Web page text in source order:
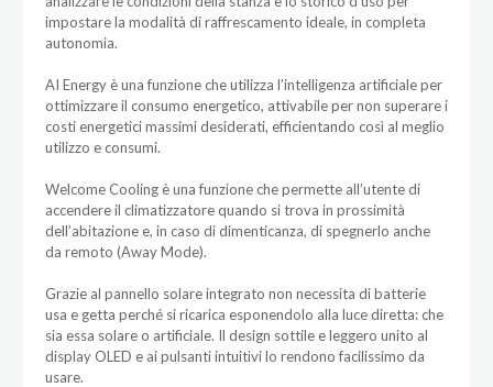
impostare la modalità di raffrescamento ideale, in completa
autonomia.
AI Energy è una funzione che utilizza l’intelligenza artificiale per
ottimizzare il consumo energetico, attivabile per non superare i
costi energetici massimi desiderati, efficientando così al meglio
utilizzo e consumi.
Welcome Cooling è una funzione che permette all’utente di
accendere il climatizzatore quando si trova in prossimità
dell’abitazione e, in caso di dimenticanza, di spegnerlo anche
da remoto (Away Mode).
Grazie al pannello solare integrato non necessita di batterie
usa e getta perché si ricarica esponendolo alla luce diretta: che
sia essa solare o artificiale. Il design sottile e leggero unito al
display OLED e ai pulsanti intuitivi lo rendono facilissimo da
usare.